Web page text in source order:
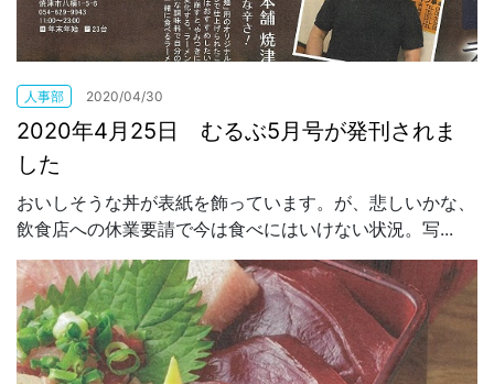
人事部 2020/04/30
2020年4月25日 むるぶ5月号が発刊されま
した
おいしそうな丼が表紙を飾っています。が、悲しいかな、
飲食店への休業要請で今は食べにはいけない状況。写...